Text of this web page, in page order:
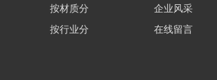
按材质分
按行业分
企业风采
在线留言